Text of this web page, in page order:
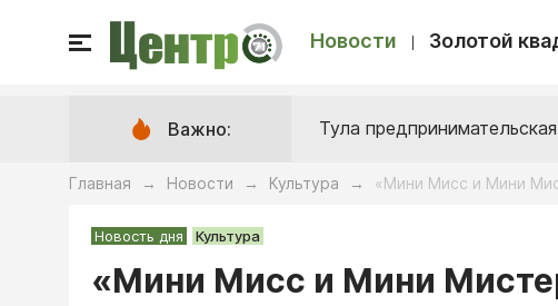
Новости Золотой
Важно: Тула предпринимательская
Главная → Новости → Культура → «Мини Мисс и Мини
Новость дня Культура
«Мини Мисс и Мини